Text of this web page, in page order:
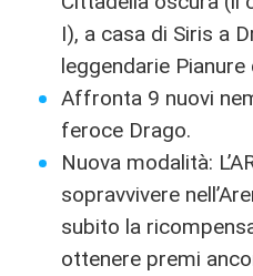
I), a casa di Siris a
leggendarie
Affronta 9 nuovi
feroce Drago.
Nuova modalità:
sopravvivere
subito la
ottenere premi